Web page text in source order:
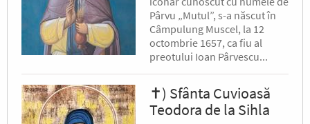
Pârvu „Mutul”, s-a născut în
Câmpulung Muscel, la 12
octombrie 1657, ca fiu al
preotului Ioan Pârvescu...
✝) Sfânta Cuvioasă
Teodora de la Sihla